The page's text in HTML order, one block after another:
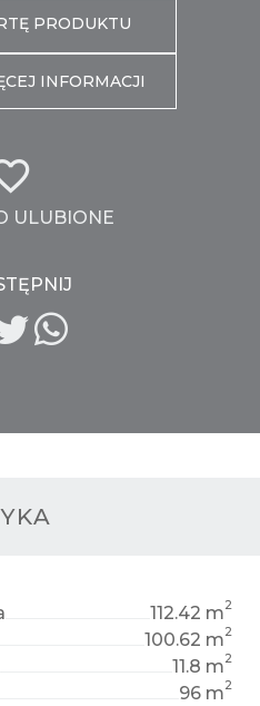
112.42 m2
100.62 m2
11.8 m2
96 m2
PRODUKTU
INFORMACJI
ULUBIONE